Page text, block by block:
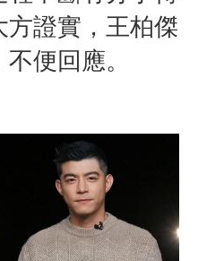
方證實，王柏傑
便回應。